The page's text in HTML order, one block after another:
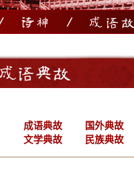
成语典故 国外典故
文学典故
民族典故